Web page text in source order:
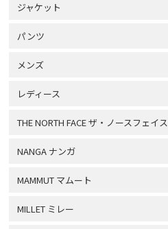
ジャケット
パンツ
メンズ
レディース
THE NORTH FACE ザ・ノースフェイス
NANGA ナンガ
MAMMUT マムート
MILLET ミレー